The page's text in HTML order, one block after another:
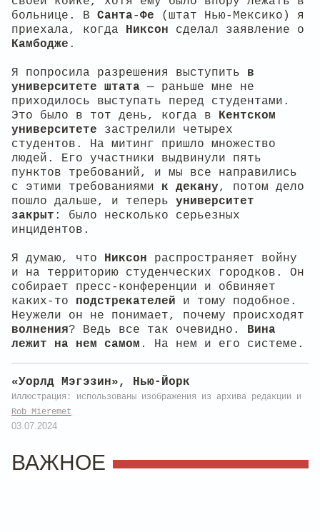
больнице. В Санта-Фе
(штат Нью-Мексико) я
приехала, когда Никсон сделал заявление о
Камбодже .
Я попросила разрешения выступить в
университете штата — раньше мне не
приходилось выступать перед студентами.
Это было в тот день, когда в Кентском
университете застрелили четырех
студентов. На митинг пришло множество
людей. Его участники выдвинули пять
пунктов требований, и мы все направились
с этими требованиями к декану, потом дело
пошло дальше, и теперь университет
закрыт : было несколько серьезных
инцидентов.
Я думаю, что Никсон распространяет войну
и на территорию студенческих городков. Он
собирает пресс-конференции и обвиняет
каких-то подстрекателей и тому подобное.
Неужели он не понимает, почему происходят
волнения? Ведь все так очевидно. Вина
лежит на нем самом . На нем и его системе.
«Уорлд Мэгэзин», Нью-Йорк
Иллюстрация: использованы изображения из архива редакции и
Rob Mieremet
03.07.2024
ВАЖНОЕ